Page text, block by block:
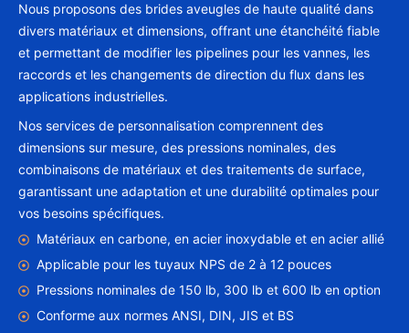
Nous proposons des brides aveugles de haute qualité dans
divers matériaux et dimensions, offrant une étanchéité fiable
et permettant de modifier les pipelines pour les vannes, les
raccords et les changements de direction du flux dans les
applications industrielles.
Nos services de personnalisation comprennent des
dimensions sur mesure, des pressions nominales, des
combinaisons de matériaux et des traitements de surface,
garantissant une adaptation et une durabilité optimales pour
vos besoins spécifiques.
Matériaux en carbone, en acier inoxydable et en acier allié
Applicable pour les tuyaux NPS de 2 à 12 pouces
Pressions nominales de 150 lb, 300 lb et 600 lb en option
Conforme aux normes ANSI, DIN, JIS et BS